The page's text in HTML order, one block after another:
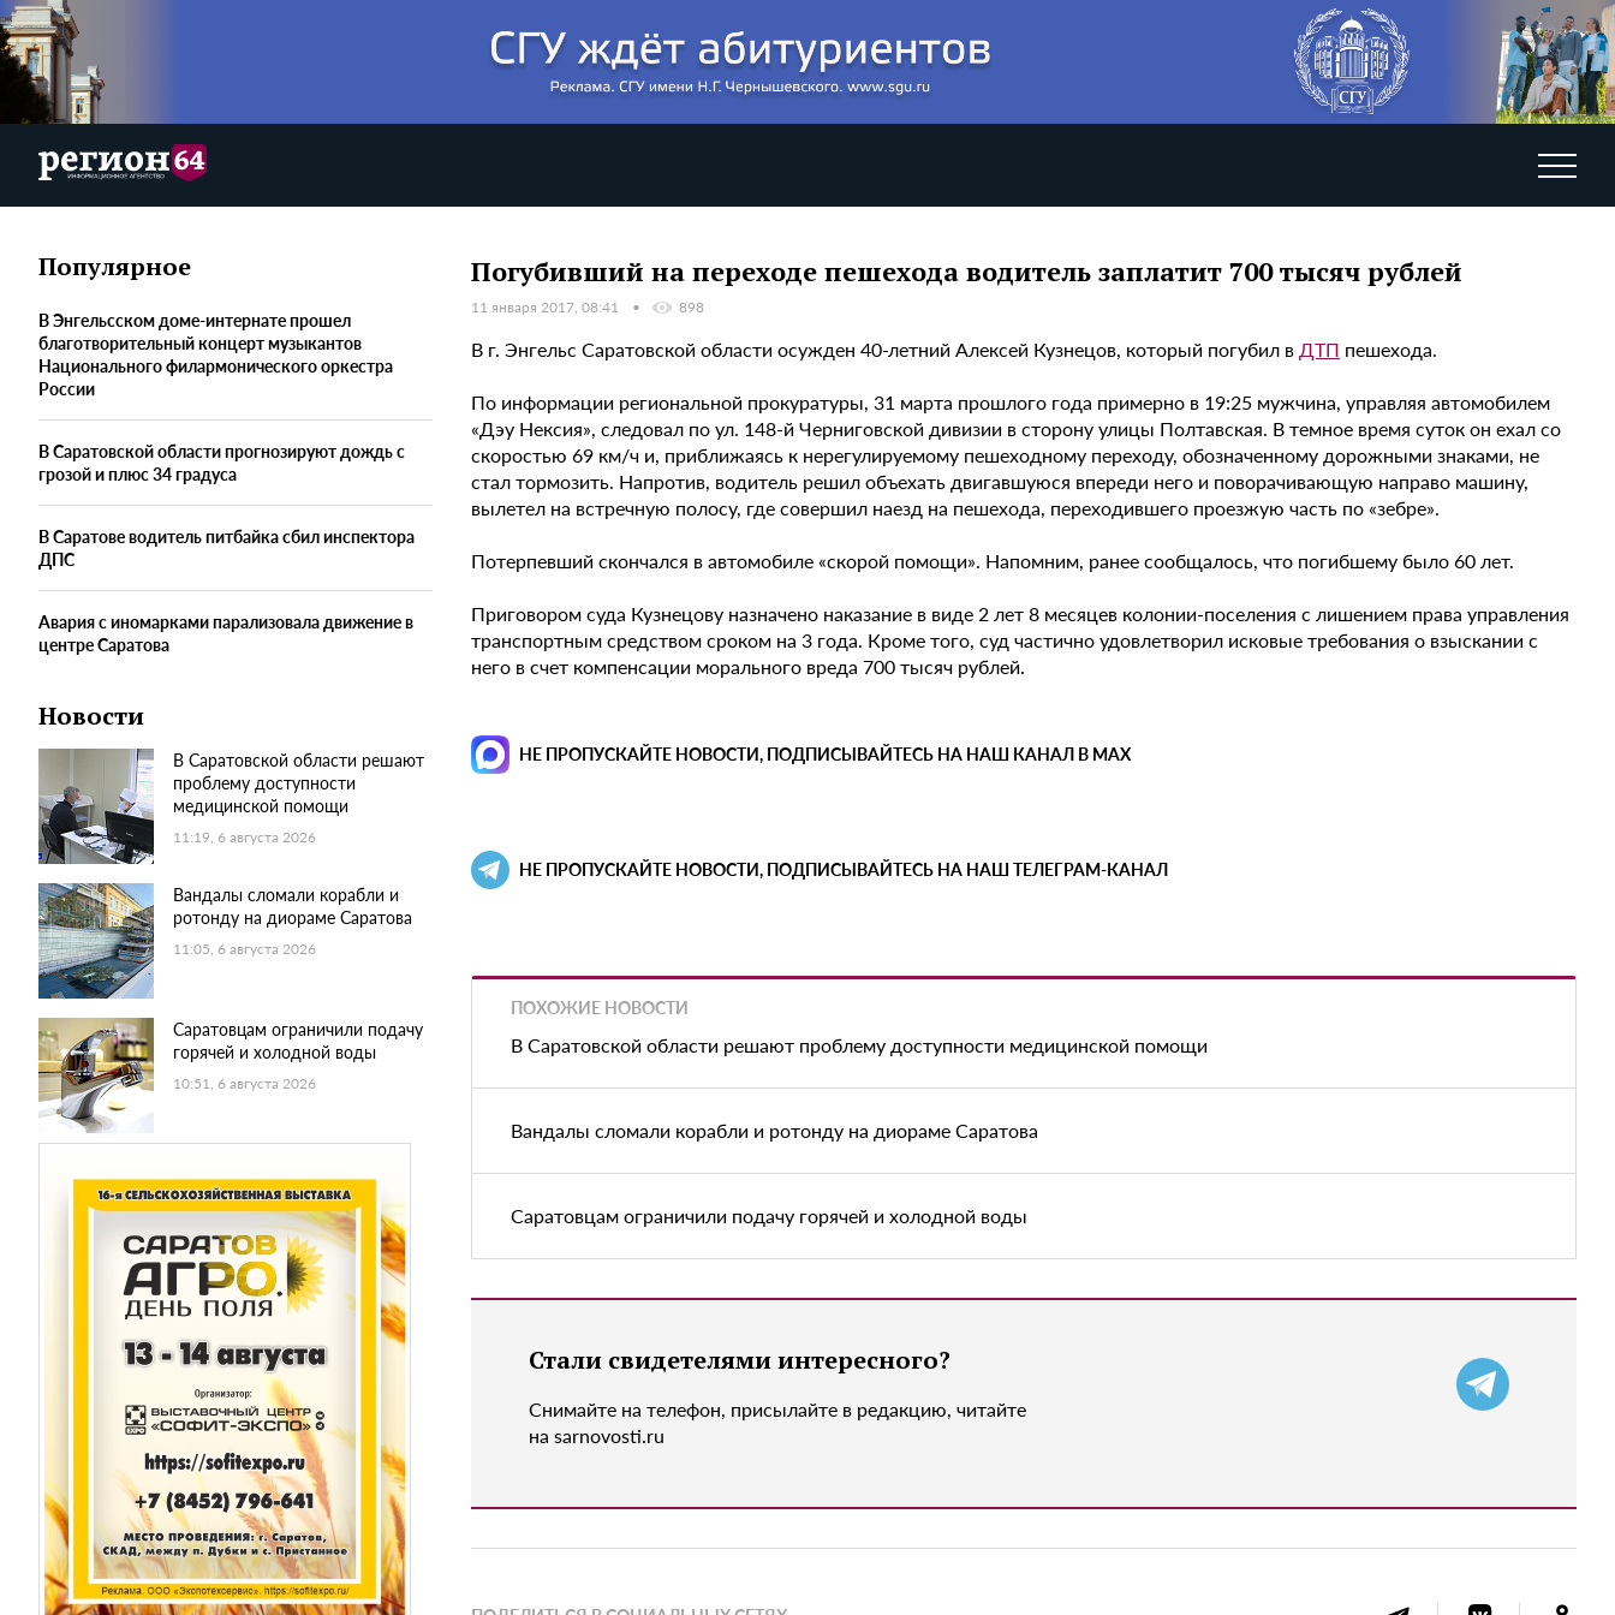
Популярное
В Энгельсском доме-интернате прошел
благотворительный концерт музыкантов
Национального филармонического оркестра
России
В Саратовской области прогнозируют дождь с
грозой и плюс 34 градуса
В Саратове водитель питбайка сбил инспектора
ДПС
Авария с иномарками парализовала движение в
центре Саратова
Новости
В Саратовской области решают
проблему доступности
медицинской помощи
11:19, 6 августа 2026
Вандалы сломали корабли и
ротонду на диораме Саратова
11:05, 6 августа 2026
Саратовцам ограничили подачу
горячей и холодной воды
10:51, 6 августа 2026
Погубивший на переходе пешехода водитель заплатит 700 тысяч рублей
11 января 2017, 08:41 898
В г. Энгельс Саратовской области осужден 40-летний Алексей Кузнецов, который погубил вДТП пешехода.
По информации региональной прокуратуры, 31 марта прошлого года примерно в 19:25 мужчина, управляя автомобилем
«Дэу Нексия», следовал по ул. 148-й Черниговской дивизии в сторону улицы Полтавская. В темное время суток он ехал со
скоростью 69 км/ч и, приближаясь к нерегулируемому пешеходному переходу, обозначенному дорожными знаками, не
стал тормозить. Напротив, водитель решил объехать двигавшуюся впереди него и поворачивающую направо машину,
вылетел на встречную полосу, где совершил наезд на пешехода, переходившего проезжую часть по «зебре».
Потерпевший скончался в автомобиле «скорой помощи». Напомним, ранее сообщалось, что погибшему было 60 лет.
Приговором суда Кузнецову назначено наказание в виде 2 лет 8 месяцев колонии-поселения с лишением права управления
транспортным средством сроком на 3 года. Кроме того, суд частично удовлетворил исковые требования о взыскании с
него в счет компенсации морального вреда 700 тысяч рублей.
НЕ ПРОПУСКАЙТЕ НОВОСТИ, ПОДПИСЫВАЙТЕСЬ НА НАШ КАНАЛ В MAX
НЕ ПРОПУСКАЙТЕ НОВОСТИ, ПОДПИСЫВАЙТЕСЬ НА НАШ ТЕЛЕГРАМ-КАНАЛ
ПОХОЖИЕ НОВОСТИ
В Саратовской области решают проблему доступности медицинской помощи
Вандалы сломали корабли и ротонду на диораме Саратова
Саратовцам ограничили подачу горячей и холодной воды
Стали свидетелями интересного?
Снимайте на телефон, присылайте в редакцию, читайте
на sarnovosti.ru